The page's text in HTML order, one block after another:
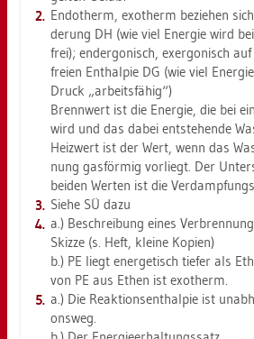
En­do­therm, exo­therm be­zie­hen
de­rung DH (wie viel En­er­gie wird
frei); end­ergo­nisch, ex­ergo­nisch
frei­en Ent­hal­pie DG (wie viel
Druck „ar­beits­fä­hig“)
Brenn­wert ist die En­er­gie, die bei
wird und das dabei ent­ste­hen­de
Heiz­wert ist der Wert, wenn das
nung gas­för­mig vor­liegt. Der
bei­den Wer­ten ist die
Siehe SÜ dazu
a.) Be­schrei­bung eines
Skiz­ze (s. Heft, klei­ne Ko­pi­en)
b.) PE liegt en­er­ge­tisch tie­fer als
von PE aus Ethen ist exo­therm.
a.) Die Re­ak­ti­ons­ent­hal­pie ist
ons­weg.